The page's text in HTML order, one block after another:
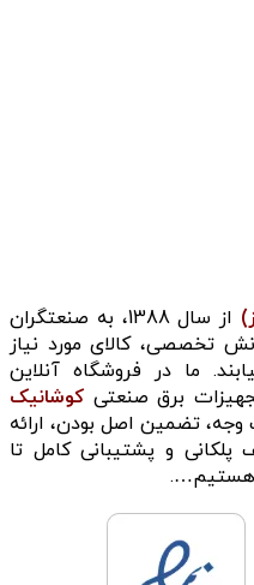
از سال 1388، به صنعتگران
تخصصی، کالای مورد نیاز
ما در فروشگاه آنلاین
برق صنعتی کوشانیک
7روزه بازگشت وجه، تضمین اصل بودن، ارائه
و پشتیبانی کامل تا
هستیم….